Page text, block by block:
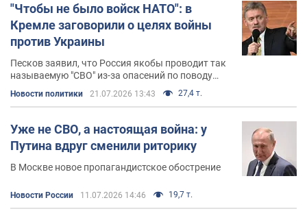
порядков превышала официальную декларацию
о доходах Дмитрия Пескова. Сам чиновник
заявил, что часы являются свадебным
Песков несет пургу. В 2018-м году, во время
интервью американскому телевизионному
каналу NBC, президент РФВладимир Путин
заявил, что Дмитрий Песков, как его пресс-
секретарь, "иногда несет пургу" и озвучивает
несогласованные публичные заявления и
комментарии.
Личная жизнь
"Чтобы не было войск НАТО": в
Кремле заговорили о целях войны
против Украины
Песков заявил, что Россия якобы проводит так
называемую "СВО" из-за опасений по поводу
размещения иностранных военных в Украине
Новости политики 21.07.2026 13:43 27,4 т.
Уже не СВО, а настоящая война: у
Путина вдруг сменили риторику
В Москве новое пропагандистское обострение
Новости России 11.07.2026 14:46 19,7 т.